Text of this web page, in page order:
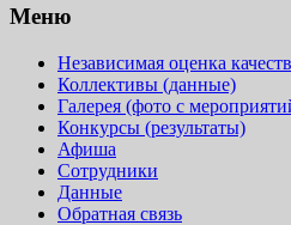
Меню
Независимая оценка
Коллективы (данные)
Галерея (фото с
Конкурсы (результаты)
Афиша
Сотрудники
Данные
Обратная связь